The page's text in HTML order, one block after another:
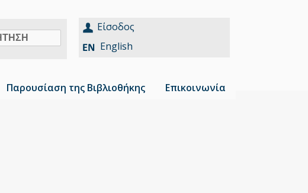
Είσοδος
English
Παρουσίαση της Βιβλιοθήκης Επικοινωνία